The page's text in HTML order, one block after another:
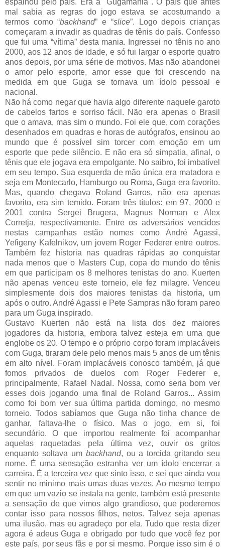
espalhou pelo país. Era a "Gugamania". O país que antes
mal sabia as regras do jogo estava se acostumando a
termos como “backhand” e “slice”. Logo depois crianças
começaram a invadir as quadras de tênis do país. Confesso
que fui uma “vítima” desta mania. Ingressei no tênis no ano
2000, aos 12 anos de idade, e só fui largar o esporte quatro
anos depois, por uma série de motivos. Mas não abandonei
o amor pelo esporte, amor esse que foi crescendo na
medida em que Guga se tornava um ídolo pessoal e
nacional.
Não há como negar que havia algo diferente naquele garoto
de cabelos fartos e sorriso fácil. Não era apenas o Brasil
que o amava, mas sim o mundo. Foi ele que, com corações
desenhados em quadras e horas de autógrafos, ensinou ao
mundo que é possível sim torcer com emoção em um
esporte que pede silêncio. E não era só simpatia, afinal, o
tênis que ele jogava era empolgante. No saibro, foi imbatível
em seu tempo. Sua esquerda de mão única era matadora e
seja em Montecarlo, Hamburgo ou Roma, Guga era favorito.
Mas, quando chegava Roland Garros, não era apenas
favorito, era sim temido. Foram três títulos: em 97, 2000 e
2001 contra Sergei Brugera, Magnus Norman e Alex
Corretja, respectivamente. Entre os adversários vencidos
nestas campanhas estão nomes como André Agassi,
Yefigeny Kafelnikov, um jovem Roger Federer entre outros.
Também fez historia nas quadras rápidas ao conquistar
nada menos que o Masters Cup, copa do mundo do tênis
em que participam os 8 melhores tenistas do ano. Kuerten
não apenas venceu este torneio, ele fez milagre. Venceu
simplesmente dois dos maiores tenistas da historia, um
após o outro. André Agassi e Pete Sampras não foram pareo
para um Guga inspirado.
Gustavo Kuerten não está na lista dos dez maiores
jogadores da historia, embora talvez esteja em uma que
englobe os 20. O tempo e o próprio corpo foram implacáveis
com Guga, tiraram dele pelo menos mais 5 anos de um tênis
em alto nível. Foram implacáveis conosco também, já que
fomos privados de duelos com Roger Federer e,
principalmente, Rafael Nadal. Nossa, como seria bom ver
esses dois jogando uma final de Roland Garros... Assim
como foi bom ver sua última partida domingo, no mesmo
torneio. Todos sabíamos que Guga não tinha chance de
ganhar, faltava-lhe o físico. Mas o jogo, em si, foi
secundário. O que importou realmente foi acompanhar
aquelas raquetadas pela última vez, ouvir os gritos
enquanto soltava um backhand, ou a torcida gritando seu
nome. É uma sensação estranha ver um ídolo encerrar a
carreira. É a terceira vez que sinto isso, e sei que ainda vou
sentir no minimo mais umas duas vezes. Ao mesmo tempo
em que um vazio se instala na gente, também está presente
a sensação de que vimos algo grandioso, que poderemos
contar isso para nossos filhos, netos. Talvez seja apenas
uma ilusão, mas eu agradeço por ela. Tudo que resta dizer
agora é adeus Guga e obrigado por tudo que você fez por
este país, por seus fãs e por si mesmo. Porque isso sim é o